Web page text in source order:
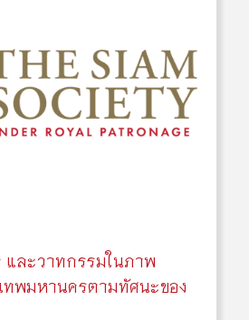
ละวาทกรรมในภาพ
พมหานครตามทัศนะของ